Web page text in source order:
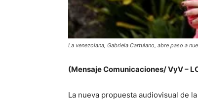
La venezolana, Gabriela Cartulano, abre paso a
(Mensaje Comunicaciones/ VyV –
La nueva propuesta audiovisual de